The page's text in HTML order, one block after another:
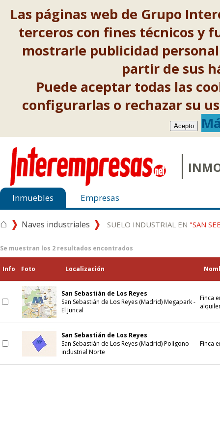
Las páginas web de Grupo
terceros con fines técnicos y
mostrarle publicidad
partir de sus
Puede aceptar todas las
configurarlas o rechazar su
Acepto
Inmuebles Empresas
⌂ Naves industriales SUELO INDUSTRIAL EN "SAN
Se muestran los 2 resultados encontrados
Info Foto Localización
San Sebastián de Los Reyes
San Sebastián de Los Reyes (Madrid) Megapark -
El Juncal
Finca
San Sebastián de Los Reyes
San Sebastián de Los Reyes (Madrid) Polígono
industrial Norte
Finca